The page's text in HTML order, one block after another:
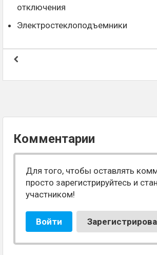
отключения
Электростеклоподъемники
Комментарии
Для того, чтобы оставлять
просто зарегистрируйтесь и
участником!
Войти